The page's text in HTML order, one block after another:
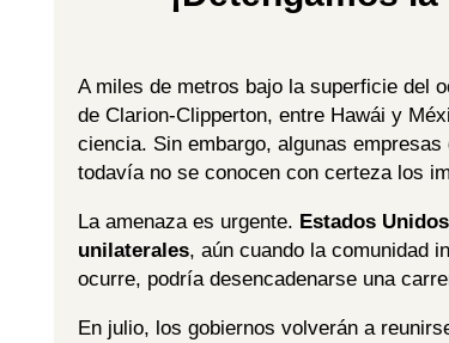
A miles de metros bajo la superficie del
de Clarion-Clipperton, entre Hawái y
ciencia. Sin embargo, algunas
todavía no se conocen con certeza los
La amenaza es urgente. Estados
unilaterales, aún cuando la comunidad
ocurre, podría desencadenarse una
En julio, los gobiernos volverán a